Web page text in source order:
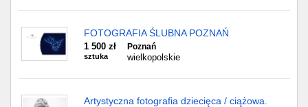
FOTOGRAFIA ŚLUBNA POZNAŃ
1 500 zł
sztuka
Poznań
wielkopolskie
Artystyczna fotografia dziecięca / ciążowa.